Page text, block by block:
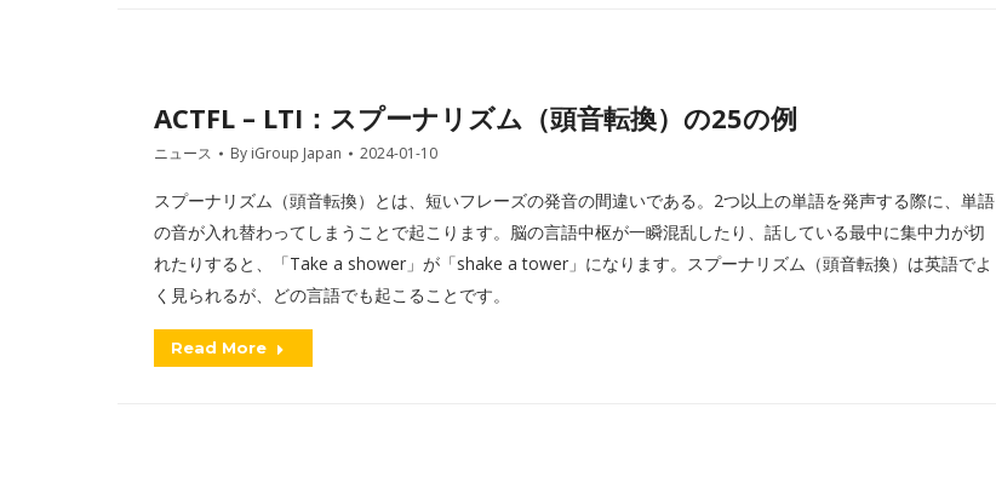
ACTFL – LTI：スプーナリズム（頭音転換）の25の例
ニュース By iGroup Japan 2024-01-10
スプーナリズム（頭音転換）とは、短いフレーズの発音の間違いである。2つ以上の単語を発声する際に、単語
の音が入れ替わってしまうことで起こります。脳の言語中枢が一瞬混乱したり、話している最中に集中力が切
れたりすると、「Take a shower」が「shake a tower」になります。スプーナリズム（頭音転換）は英語でよ
く見られるが、どの言語でも起こることです。
Read More